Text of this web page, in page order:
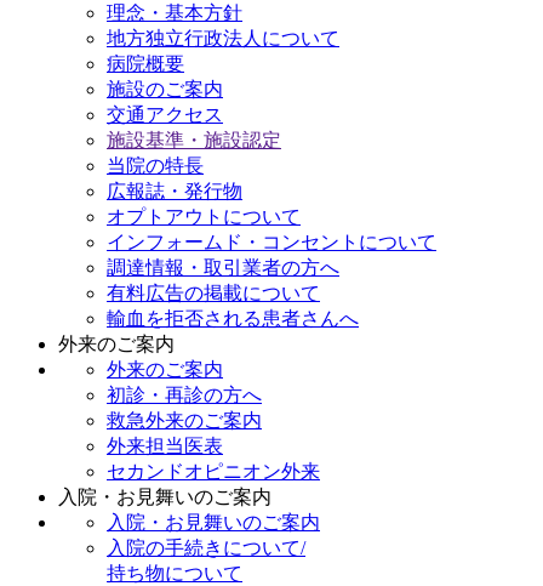
理念・基本方針
地方独立行政法人について
病院概要
施設のご案内
交通アクセス
施設基準・施設認定
当院の特長
広報誌・発行物
オプトアウトについて
インフォームド・コンセントについて
調達情報・取引業者の方へ
有料広告の掲載について
輸血を拒否される患者さんへ
外来のご案内
外来のご案内
初診・再診の方へ
救急外来のご案内
外来担当医表
セカンドオピニオン外来
入院・お見舞いのご案内
入院・お見舞いのご案内
入院の手続きについて/
持ち物について